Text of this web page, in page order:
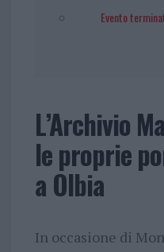
Evento
L’Archivio
le proprie
a Olbia
In occasione di